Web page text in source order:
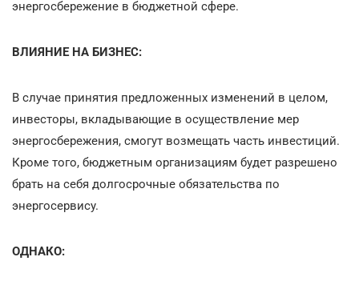
энергосбережение в бюджетной сфере.
ВЛИЯНИЕ НА БИЗНЕС:
В случае принятия предложенных изменений в целом,
инвесторы, вкладывающие в осуществление мер
энергосбережения, смогут возмещать часть инвестиций.
Кроме того, бюджетным организациям будет разрешено
брать на себя долгосрочные обязательства по
энергосервису.
ОДНАКО: